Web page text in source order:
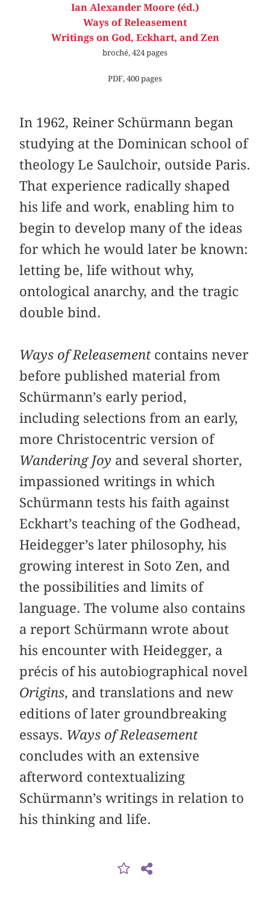
Ian Alexander Moore (éd.)
Ways of Releasement
Writings on God, Eckhart, and Zen
broché, 424 pages
PDF, 400 pages
In 1962, Reiner Schürmann began
studying at the Dominican school of
theology Le Saulchoir, outside Paris.
That experience radically shaped
his life and work, enabling him to
begin to develop many of the ideas
for which he would later be known:
letting be, life without why,
ontological anarchy, and the tragic
double bind.
Ways of Releasement contains never
before published material from
Schürmann’s early period,
including selections from an early,
more Christocentric version of
Wandering Joy and several shorter,
impassioned writings in which
Schürmann tests his faith against
Eckhart’s teaching of the Godhead,
Heidegger’s later philosophy, his
growing interest in Soto Zen, and
the possibilities and limits of
language. The volume also contains
a report Schürmann wrote about
his encounter with Heidegger, a
précis of his autobiographical novel
Origins, and translations and new
editions of later groundbreaking
essays. Ways of Releasement
concludes with an extensive
afterword contextualizing
Schürmann’s writings in relation to
his thinking and life.